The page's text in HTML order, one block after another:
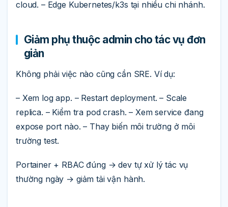
cloud. – Edge Kubernetes/k3s tại nhiều chi nhánh.
Giảm phụ thuộc admin cho tác vụ đơn
giản
Không phải việc nào cũng cần SRE. Ví dụ:
– Xem log app. – Restart deployment. – Scale
replica. – Kiểm tra pod crash. – Xem service đang
expose port nào. – Thay biến môi trường ở môi
trường test.
Portainer + RBAC đúng → dev tự xử lý tác vụ
thường ngày → giảm tải vận hành.